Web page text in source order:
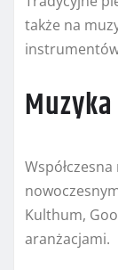
także na
Kulthum,
aranżacjami.